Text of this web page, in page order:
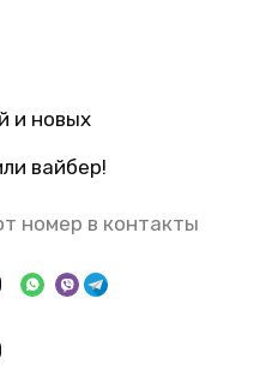
и новых
вайбер!
номер в контакты